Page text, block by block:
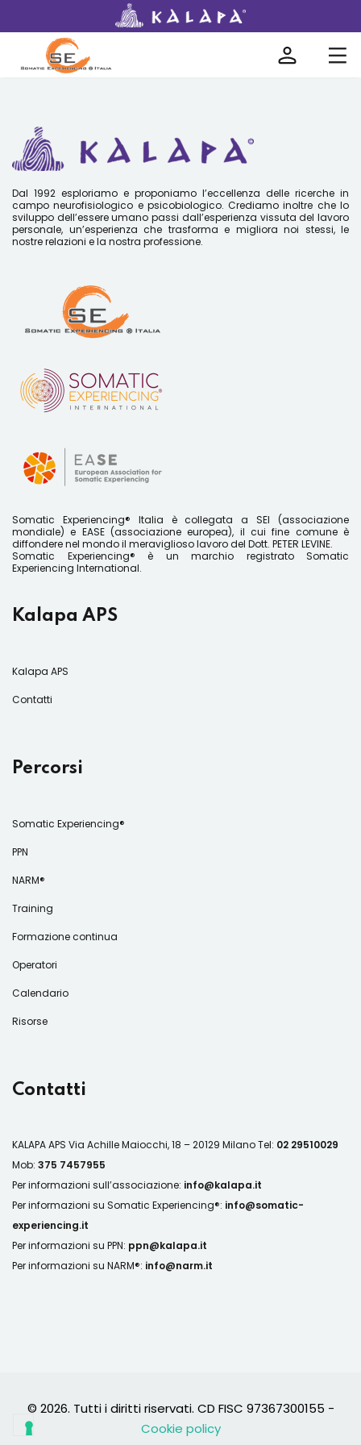
Dal 1992 esploriamo e proponiamo l’eccellenza delle ricerche in
campo neurofisiologico e psicobiologico. Crediamo inoltre che lo
sviluppo dell’essere umano passi dall’esperienza vissuta del lavoro
personale, un’esperienza che trasforma e migliora noi stessi, le
nostre relazioni e la nostra professione.
Somatic Experiencing® Italia è collegata a SEI (associazione
mondiale) e EASE (associazione europea), il cui fine comune è
diffondere nel mondo il meraviglioso lavoro del Dott. PETER LEVINE.
Somatic Experiencing® è un marchio registrato Somatic
Experiencing International.
Kalapa APS
Kalapa APS
Contatti
Percorsi
Somatic Experiencing®
PPN
NARM®
Training
Formazione continua
Operatori
Calendario
Risorse
Contatti
KALAPA APS Via Achille Maiocchi, 18 – 20129 MilanoTel: 02 29510029
Mob: 375 7457955
Per informazioni sull’associazione: info@kalapa.it
Per informazioni su Somatic Experiencing®: info@somatic-
experiencing.it
Per informazioni su PPN: ppn@kalapa.it
Per informazioni su NARM®: info@narm.it
© 2026. Tutti i diritti riservati. CD FISC 97367300155 -
Cookie policy